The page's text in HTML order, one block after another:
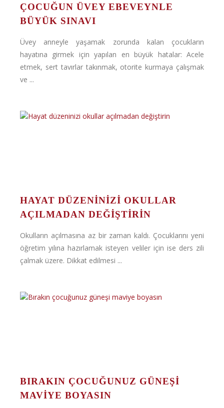
ÇOCUĞUN ÜVEY EBEVEYNLE
BÜYÜK SINAVI
Üvey anneyle yaşamak zorunda kalan çocukların
hayatına girmek için yapılan en büyük hatalar: Acele
etmek, sert tavırlar takınmak, otorite kurmaya çalışmak
ve ...
HAYAT DÜZENINIZI OKULLAR
AÇILMADAN DEĞIŞTIRIN
Okulların açılmasına az bir zaman kaldı. Çocuklarını yeni
öğretim yılına hazırlamak isteyen veliler için ise ders zili
çalmak üzere. Dikkat edilmesi ...
BIRAKIN ÇOCUĞUNUZ GÜNEŞI
MAVIYE BOYASIN